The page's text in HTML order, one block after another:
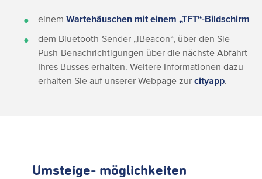
einem Wartehäuschen mit einem „TFT“-Bildschirm
dem Bluetooth-Sender „iBeacon“, über den Sie
Push-Benachrichtigungen über die nächste Abfahrt
Ihres Busses erhalten. Weitere Informationen dazu
erhalten Sie auf unserer Webpage zur cityapp.
Umsteige- möglichkeiten